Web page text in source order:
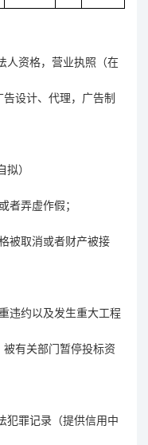
人资格，营业执照（在
设计、代理，广告制
拟）
者弄虚作假；
被取消或者财产被接
违约以及发生重大工程
有关部门暂停投标资
犯罪记录（提供信用中